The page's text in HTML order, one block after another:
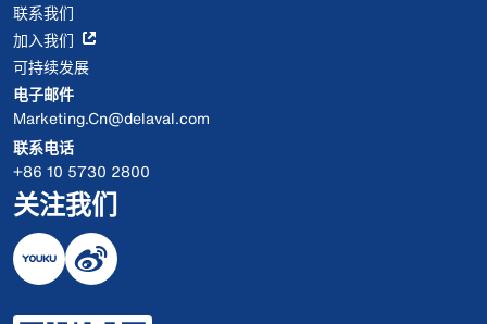
联系我们
加入我们
可持续发展
电子邮件
Marketing.Cn@delaval.com
联系电话
+86 10 5730 2800
关注我们